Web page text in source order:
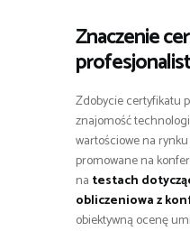
Znaczenie
Zdobycie certyfikatu
znajomość
wartościowe na
promowane na
na testach
obliczeniowa z
obiektywną ocenę